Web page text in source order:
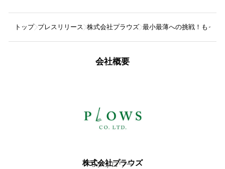
トップ プレスリリース 株式会社プラウズ 最小最薄への挑戦！もっと
会社概要
株式会社プラウズ
5フォロワー